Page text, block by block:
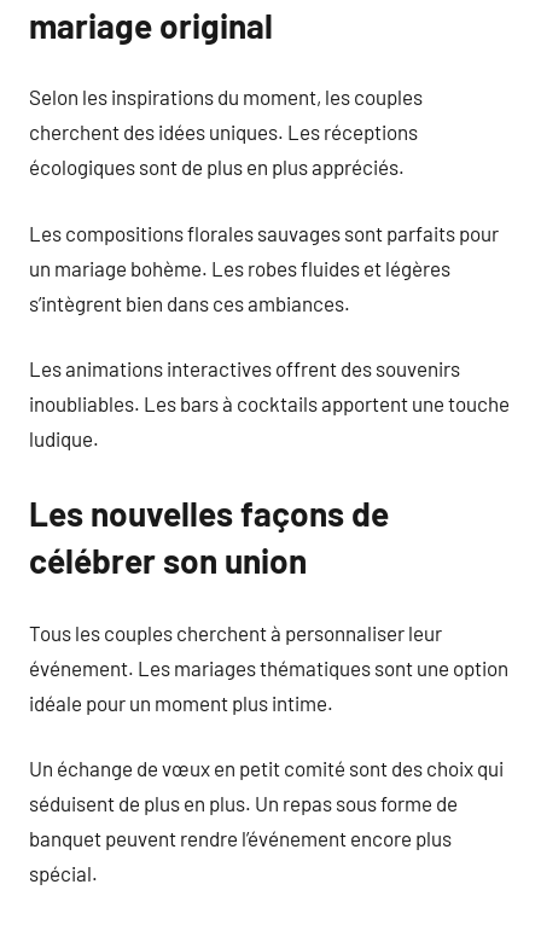
mariage original
Selon les inspirations du moment, les couples
cherchent des idées uniques. Les réceptions
écologiques sont de plus en plus appréciés.
Les compositions florales sauvages sont parfaits pour
un mariage bohème. Les robes fluides et légères
s’intègrent bien dans ces ambiances.
Les animations interactives offrent des souvenirs
inoubliables. Les bars à cocktails apportent une touche
ludique.
Les nouvelles façons de
célébrer son union
Tous les couples cherchent à personnaliser leur
événement. Les mariages thématiques sont une option
idéale pour un moment plus intime.
Un échange de vœux en petit comité sont des choix qui
séduisent de plus en plus. Un repas sous forme de
banquet peuvent rendre l’événement encore plus
spécial.